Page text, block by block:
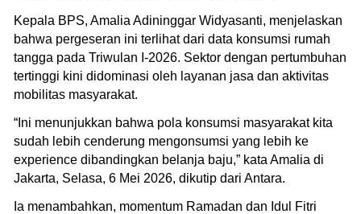
Kepala BPS, Amalia Adininggar Widyasanti, menjelaskan
bahwa pergeseran ini terlihat dari data konsumsi rumah
tangga pada Triwulan I-2026. Sektor dengan pertumbuhan
tertinggi kini didominasi oleh layanan jasa dan aktivitas
mobilitas masyarakat.
“Ini menunjukkan bahwa pola konsumsi masyarakat kita
sudah lebih cenderung mengonsumsi yang lebih ke
experience dibandingkan belanja baju,” kata Amalia di
Jakarta, Selasa, 6 Mei 2026, dikutip dari Antara.
Ia menambahkan, momentum Ramadan dan Idul Fitri